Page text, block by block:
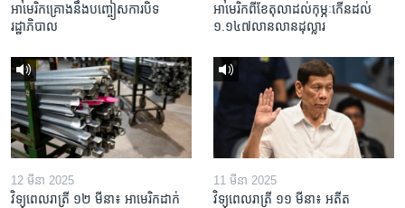
អាមេរិកគ្រោងនឹងបញ្ចៀសការបិទ
រដ្ឋាភិបាល
អាមេរិក​ពី​ខែ​តុលា​ដល់​កុម្ភៈ​កើន​ដល់​
១.១៤៧​លានលាន​ដុល្លារ
12 មីនា 2025
វិទ្យុពេលរាត្រី ១២ មីនា៖ អាមេរិក​ដាក់​
11 មីនា 2025
វិទ្យុពេលរាត្រី ១១ មីនា៖ អតីត​